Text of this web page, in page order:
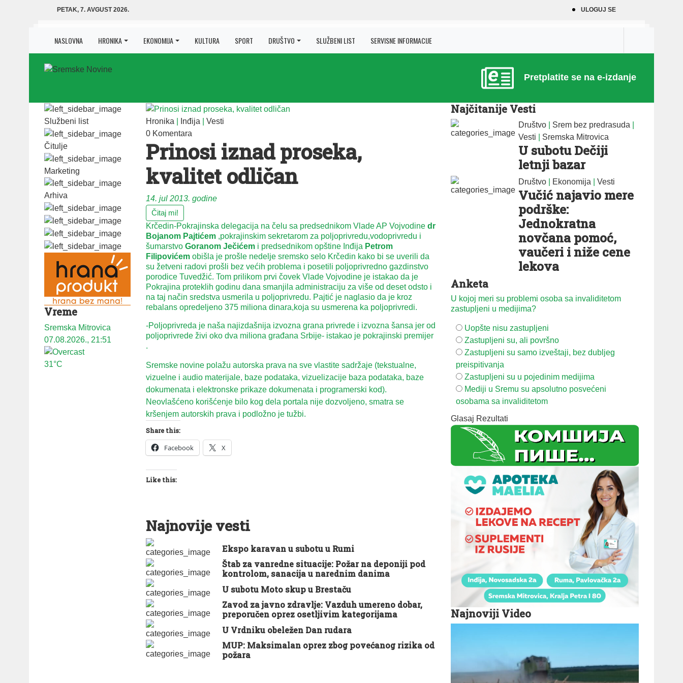
PETAK, 7. AVGUST 2026. ULOGUJ SE
NASLOVNA HRONIKA EKONOMIJA KULTURA SPORT DRUŠTVO SLUŽBENI LIST SERVISNE INFORMACIJE
Pretplatite se na e-izdanje
Službeni list
Čitulje
Marketing
Arhiva
Vreme
Sremska Mitrovica
07.08.2026., 21:51
31°C
Hronika Inđija
Vesti
0 Komentara
Prinosi iznad proseka,
kvalitet odličan
14. jul 2013. godine
Čitaj mi!
Krčedin-Pokrajinska delegacija na čelu sa predsednikom Vlade AP Vojvodine dr
Bojanom Pajtićem ,pokrajinskim sekretarom za poljoprivredu,vodoprivredu i
šumarstvo Goranom Ječićem i predsednikom opštine Inđija Petrom
Filipovićem obišla je prošle nedelje sremsko selo Krčedin kako bi se uverili da
su žetveni radovi prošli bez većih problema i posetili poljoprivredno gazdinstvo
porodice Tuvedžić. Tom prilikom prvi čovek Vlade Vojvodine je istakao da je
Pokrajina proteklih godinu dana smanjila administraciju za više od deset odsto i
na taj način sredstva usmerila u poljoprivredu. Pajtić je naglasio da je kroz
rebalans opredeljeno 375 miliona dinara,koja su usmerena ka poljoprivredi.
-Poljoprivreda je naša najizdašnija izvozna grana privrede i izvozna šansa jer od
poljoprivrede živi oko dva miliona građana Srbije- istakao je pokrajinski premijer
.
Sremske novine polažu autorska prava na sve vlastite sadržaje (tekstualne,
vizuelne i audio materijale, baze podataka, vizuelizacije baza podataka, baze
dokumenata i elektronske prikaze dokumenata i programerski kod).
Neovlašćeno korišćenje bilo kog dela portala nije dozvoljeno, smatra se
kršenjem autorskih prava i podložno je tužbi.
Share this:
Facebook X
Like this:
Najnovije vesti
Ekspo karavan u subotu u Rumi
Štab za vanredne situacije: Požar na deponiji pod
kontrolom, sanacija u narednim danima
U subotu Moto skup u Brestaču
Zavod za javno zdravlje: Vazduh umereno dobar,
preporučen oprez osetljivim kategorijama
U Vrdniku obeležen Dan rudara
MUP: Maksimalan oprez zbog povećanog rizika od
požara
Najčitanije Vesti
Društvo Srem bez predrasuda
Vesti
Sremska Mitrovica
U subotu Dečiji
letnji bazar
Društvo Ekonomija |Vesti
Vučić najavio mere
podrške:
Jednokratna
novčana pomoć,
vaučeri i niže cene
lekova
Anketa
U kojoj meri su problemi osoba sa invaliditetom
zastupljeni u medijima?
Uopšte nisu zastupljeni
Zastupljeni su, ali površno
Zastupljeni su samo izveštaji, bez dubljeg
preispitivanja
Zastupljeni su u pojedinim medijima
Mediji u Sremu su apsolutno posvećeni
osobama sa invaliditetom
Glasaj Rezultati
Najnoviji Video